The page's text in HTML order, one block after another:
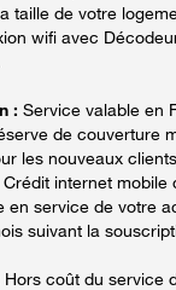
taille de votre
wifi avec
: Service valable en
de couverture
les nouveaux
internet mobile
en service de votre
suivant la
Hors coût du service